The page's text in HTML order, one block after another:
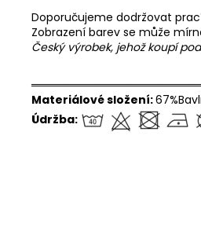
Doporučujeme dodržovat
Zobrazení barev se může
Český výrobek, jehož koupí
Materiálové složení:
Údržba: